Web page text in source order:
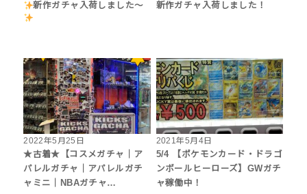
新作ガチャ入荷しました〜
新作ガチャ入荷しました！
2022年5月25日
★古着★【コスメガチャ｜ア
パレルガチャ｜アパレルガチ
ャミニ｜NBAガチャ…
2021年5月4日
5/4 【ポケモンカード・ドラゴ
ンボールヒーローズ】GWガチ
ャ稼働中！